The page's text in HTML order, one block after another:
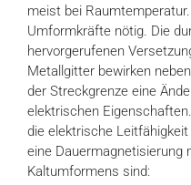
meist bei
Umformkräfte nötig. Die
hervorgerufenen
Metallgitter bewirken
der Streckgrenze eine
elektrischen
die elektrische
eine Dauermagnetisierung
Kaltumformens sind: